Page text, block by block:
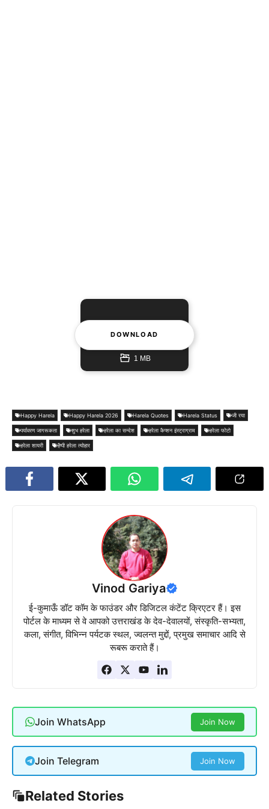
DOWNLOAD
1 MB
Happy Harela Happy Harela 2026 Harela Quotes Harela Status जी रया
पर्यावरण जागरूकता शुभ हरेला हरेला का सन्देश हरेला कैप्शन इंस्ट्राग्राम हरेला फोटो
हरेला शायरी हैप्पी हरेला त्योहार
Vinod Gariya
ई-कुमाऊँ डॉट कॉम के फाउंडर और डिजिटल कंटेंट क्रिएटर हैं। इस
पोर्टल के माध्यम से वे आपको उत्तराखंड के देव-देवालयों, संस्कृति-सभ्यता,
कला, संगीत, विभिन्न पर्यटक स्थल, ज्वलन्त मुद्दों, प्रमुख समाचार आदि से
रूबरू कराते हैं।
Join WhatsApp Join Now
Join Telegram Join Now
Related Stories